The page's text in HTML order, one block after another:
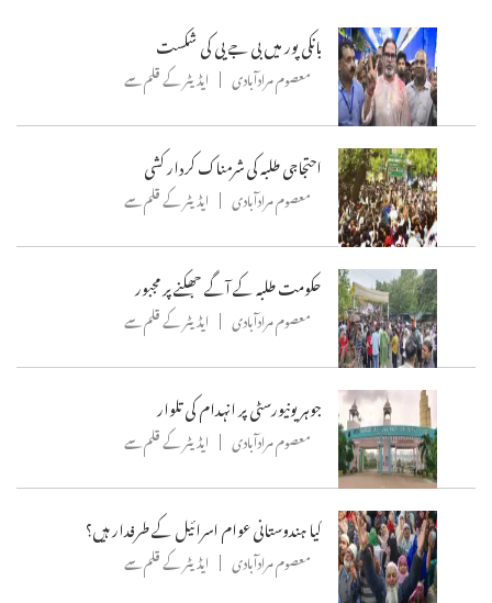
بانکی پور میں بی جے پی کی شکست
معصوم مرادآبادی ایڈیٹر کے قلم سے
احتجاجی طلبہ کی شرمناک کردار کشی
معصوم مرادآبادی ایڈیٹر کے قلم سے
حکومت طلبہ کے آگے جھکنے پر مجبور
معصوم مرادآبادی ایڈیٹر کے قلم سے
جوہر یونیورسٹی پر انہدام کی تلوار
معصوم مرادآبادی ایڈیٹر کے قلم سے
کیا ہندوستانی عوام اسرائیل کے طرفدار ہیں؟
معصوم مرادآبادی ایڈیٹر کے قلم سے